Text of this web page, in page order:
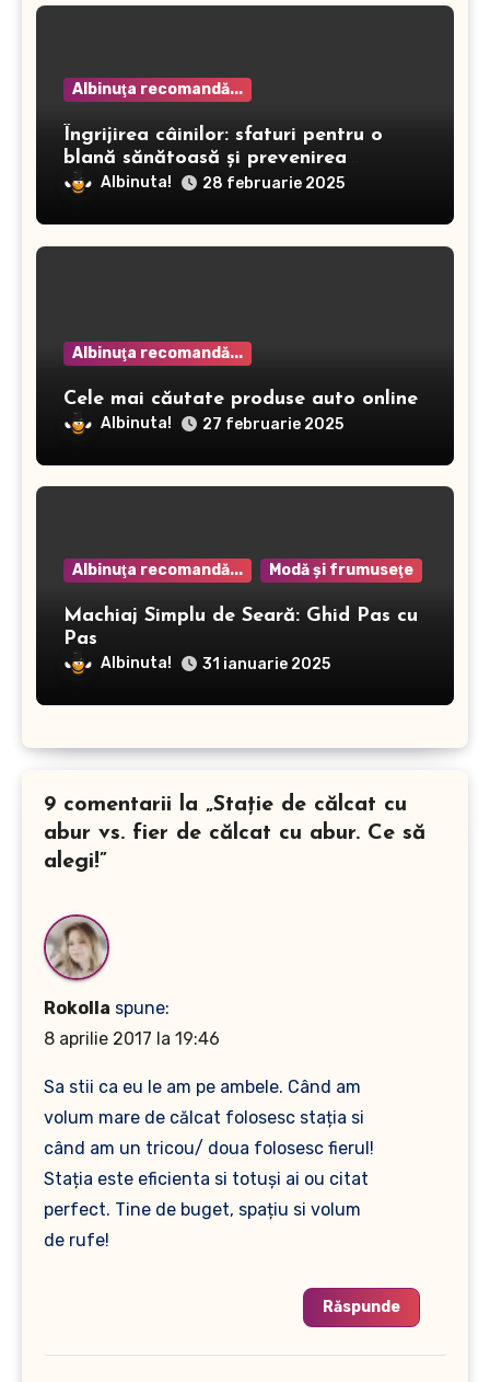
Albinuţa recomandă...
Îngrijirea câinilor: sfaturi pentru o
blană sănătoasă și prevenirea
dermatitei
Albinuta! 28 februarie 2025
Albinuţa recomandă...
Cele mai căutate produse auto online
Albinuta! 27 februarie 2025
Albinuţa recomandă... Modă şi frumuseţe
Machiaj Simplu de Seară: Ghid Pas cu
Pas
Albinuta! 31 ianuarie 2025
9 comentarii la „Stație de călcat cu
abur vs. fier de călcat cu abur. Ce să
alegi!”
Rokolla spune:
8 aprilie 2017 la 19:46
Sa stii ca eu le am pe ambele. Când am
volum mare de călcat folosesc stația si
când am un tricou/ doua folosesc fierul!
Stația este eficienta si totuși ai ou citat
perfect. Tine de buget, spațiu si volum
de rufe!
Răspunde